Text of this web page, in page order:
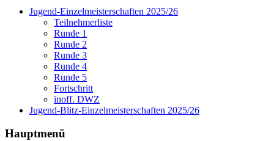
Jugend-Einzelmeisterschaften 2025/26
Teilnehmerliste
Runde 1
Runde 2
Runde 3
Runde 4
Runde 5
Fortschritt
inoff. DWZ
Jugend-Blitz-Einzelmeisterschaften 2025/26
Hauptmenü